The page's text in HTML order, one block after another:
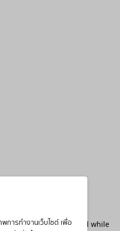
การทำงานเว็บไซต์ เพื่อ
exception has occurred while